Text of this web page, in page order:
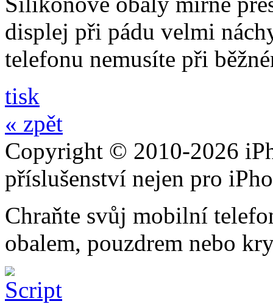
displej při pádu velmi
telefonu nemusíte při
tisk
« zpět
Copyright © 2010-2026
příslušenství nejen pro
Chraňte svůj mobilní
obalem, pouzdrem nebo